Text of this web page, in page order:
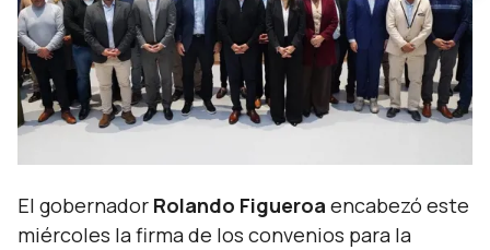
El gobernador Rolando Figueroa encabezó este
miércoles la firma de los convenios para la